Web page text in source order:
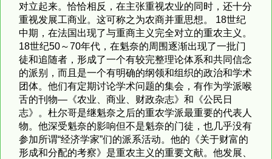
对立起来。恰恰相反，在主张重视农业的同时，还十分
重视发展工商业。这可称之为农商并重思想。 18世纪
中期，在法国出现了与重商主义完全对立的重农主义。
18世纪50～70年代，在魁奈的周围逐渐出现了一批门
徒和追随者，形成了一个有较完整理论体系和共同信念
的派别，而且是一个有明确的纲领和组织的政治和学术
团体。他们有定期讨论学术问题的集会，有作为学派喉
舌的刊物—《农业、商业、财政杂志》和《公民日
志》。杜尔哥是继魁奈之后的重农学派最重要的代表人
物。他深受魁奈的影响但不是魁奈的门徒，也几乎没有
参加所谓“经济学家”们的派系活动。他的《关于财富的
形成和分配的考察》是重农主义的重要文献。他发展、